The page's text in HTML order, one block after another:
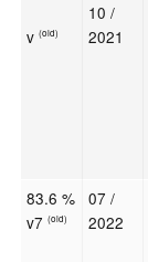
v(old)
10 /
2021
83.6 %
v7(old)
07 /
2022